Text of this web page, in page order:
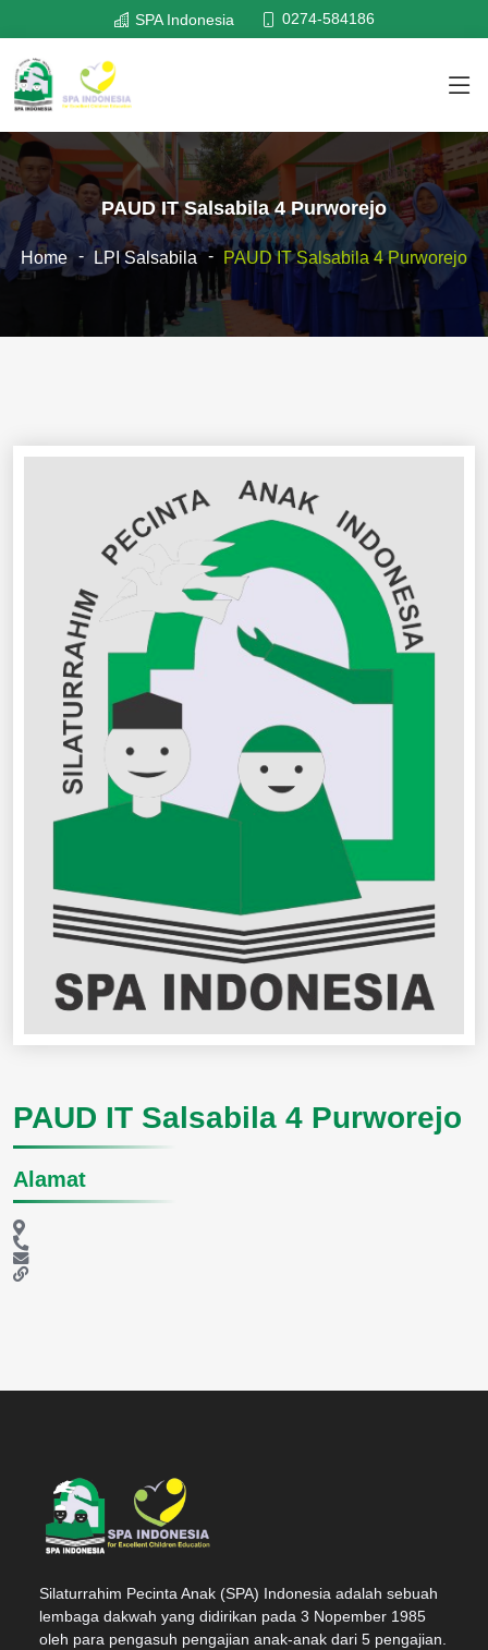
SPA Indonesia 0274-584186
PAUD IT Salsabila 4 Purworejo
Home LPI Salsabila PAUD IT Salsabila 4 Purworejo
PAUD IT Salsabila 4 Purworejo
Alamat
Silaturrahim Pecinta Anak (SPA) Indonesia adalah sebuah
lembaga dakwah yang didirikan pada 3 Nopember 1985
oleh para pengasuh pengajian anak-anak dari 5 pengajian.